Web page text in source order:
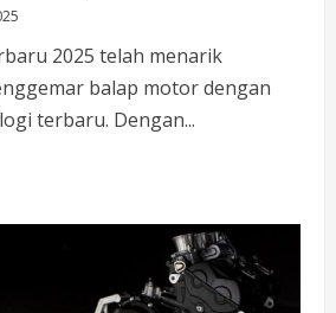
2025 telah menarik
balap motor dengan
terbaru. Dengan...